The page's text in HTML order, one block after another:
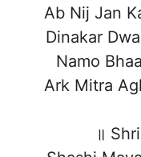
Ab Nij Jan
Dinakar
Namo
Ark Mitra
॥